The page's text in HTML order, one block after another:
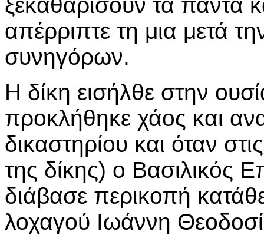
απέρριπτε τη μια μετά
συνηγόρων.
Η δίκη εισήλθε στην
προκλήθηκε χάος και
δικαστηρίου και όταν
της δίκης) ο Βασιλικός
διάβασε περικοπή
λοχαγού Ιωάννη